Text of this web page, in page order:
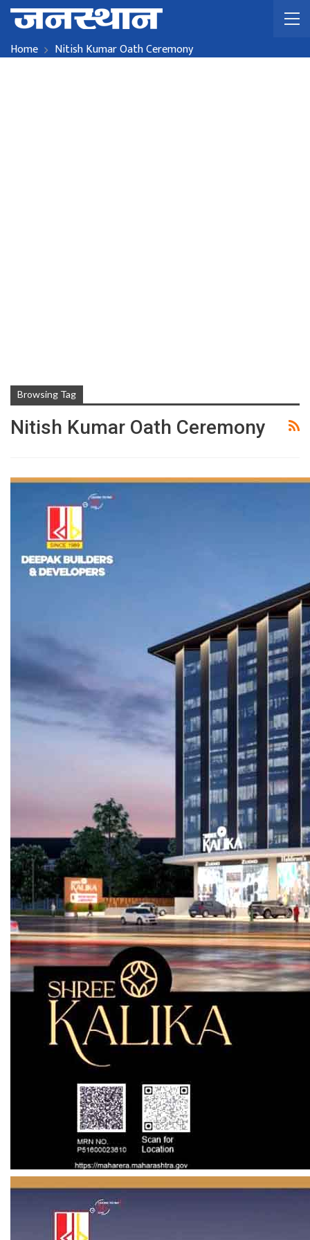
Home Nitish Kumar Oath Ceremony
Browsing Tag
Nitish Kumar Oath Ceremony